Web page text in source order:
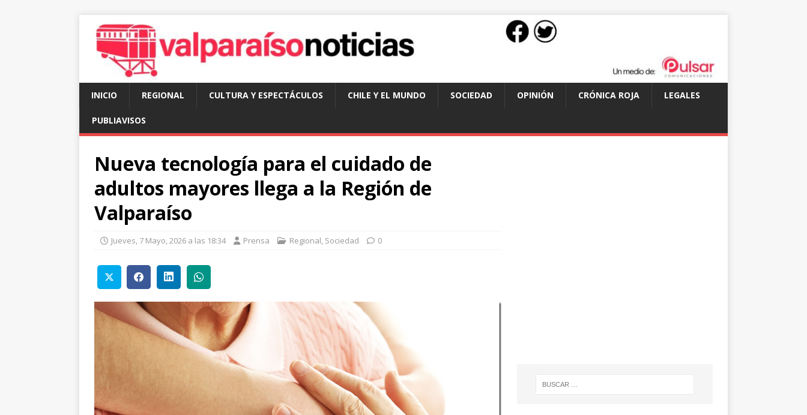
INICIO REGIONAL CULTURA Y ESPECTÁCULOS CHILE Y EL MUNDO SOCIEDAD OPINIÓN CRÓNICA ROJA LEGALES
PUBLIAVISOS
Nueva tecnología para el cuidado de
adultos mayores llega a la Región de
Valparaíso
Jueves, 7 Mayo, 2026 a las 18:34 Prensa Regional, Sociedad 0